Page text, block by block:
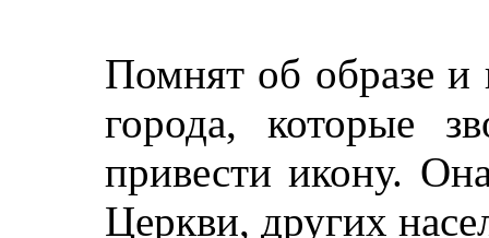
Помнят об образе
города, которые
привести икону.
Церкви, других